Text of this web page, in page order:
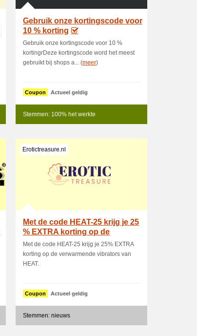
Gebruik onze kortingscode voor
10 % korting
Gebruik onze kortingscode voor 10 %
kortingrDeze kortingscode word het meest
gebruikt bij shops a... (meer)
Coupon Actueel geldig
Stemmen: 100% het werkte
Erotictreasure.nl
Met de code HEAT-25 krijg je 25
% EXTRA korting op de
verwarmende vi.
Met de code HEAT-25 krijg je 25% EXTRA
korting op de verwarmende vibrators van
HEAT.
Coupon Actueel geldig
Stemmen: nieuws